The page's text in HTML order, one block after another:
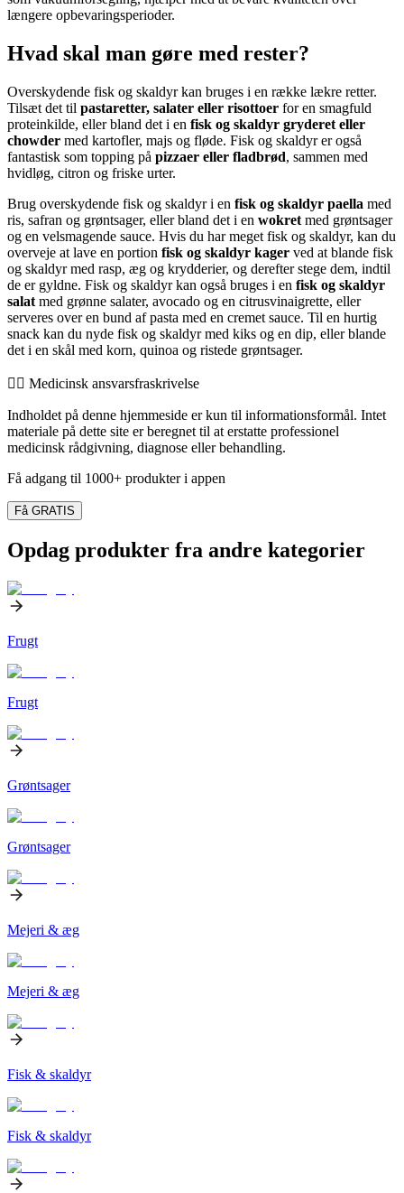
længere opbevaringsperioder.
Hvad skal man gøre med rester?
Overskydende fisk og skaldyr kan bruges i en række lækre retter.
Tilsæt det til pastaretter, salater eller risottoer for en smagfuld
proteinkilde, eller bland det i en fisk og skaldyr gryderet eller
chowder med kartofler, majs og fløde. Fisk og skaldyr er også
fantastisk som topping på pizzaer eller fladbrød, sammen med
hvidløg, citron og friske urter.
Brug overskydende fisk og skaldyr i en fisk og skaldyr paella med
ris, safran og grøntsager, eller bland det i en wokret med grøntsager
og en velsmagende sauce. Hvis du har meget fisk og skaldyr, kan du
overveje at lave en portion fisk og skaldyr kager ved at blande fisk
og skaldyr med rasp, æg og krydderier, og derefter stege dem, indtil
de er gyldne. Fisk og skaldyr kan også bruges i en fisk og skaldyr
salat med grønne salater, avocado og en citrusvinaigrette, eller
serveres over en bund af pasta med en cremet sauce. Til en hurtig
snack kan du nyde fisk og skaldyr med kiks og en dip, eller blande
det i en skål med korn, quinoa og ristede grøntsager.
👨‍⚕️️ Medicinsk ansvarsfraskrivelse
Indholdet på denne hjemmeside er kun til informationsformål. Intet
materiale på dette site er beregnet til at erstatte professionel
medicinsk rådgivning, diagnose eller behandling.
Få adgang til 1000+ produkter i appen
Få GRATIS
Opdag produkter fra andre kategorier
Frugt
Frugt
Grøntsager
Grøntsager
Mejeri & æg
Mejeri & æg
Fisk & skaldyr
Fisk & skaldyr